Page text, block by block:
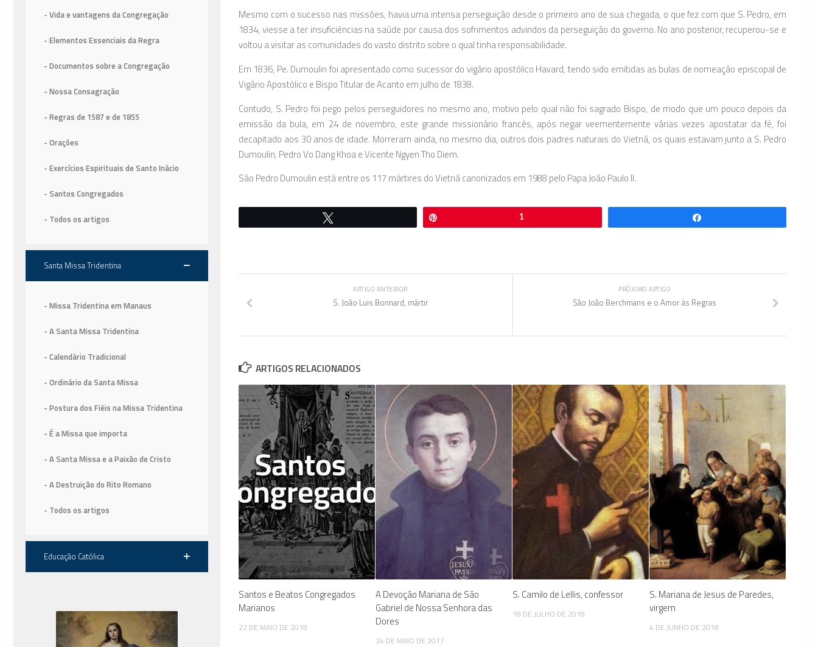
Mesmo com o sucesso nas missões, havia uma intensa perseguição desde o primeiro ano de sua chegada, o que fez com que S. Pedro, em
1834, viesse a ter insuficiências na saúde por causa dos sofrimentos advindos da perseguição do governo. No ano posterior, recuperou-se e
voltou a visitar as comunidades do vasto distrito sobre o qual tinha responsabilidade.
Em 1836, Pe. Dumoulin foi apresentado como sucessor do vigário apostólico Havard, tendo sido emitidas as bulas de nomeação episcopal de
Vigário Apostólico e Bispo Titular de Acanto em julho de 1838.
Contudo, S. Pedro foi pego pelos perseguidores no mesmo ano, motivo pelo qual não foi sagrado Bispo, de modo que um pouco depois da
emissão da bula, em 24 de novembro, este grande missionário francês, após negar veementemente várias vezes apostatar da fé, foi
decapitado aos 30 anos de idade. Morreram ainda, no mesmo dia, outros dois padres naturais do Vietnã, os quais estavam junto a S. Pedro
Dumoulin, Pedro Vo Dang KhoaeVicente Ngyen Tho Diem.
São Pedro Dumoulin está entre os 117 mártires do Vietnã canonizados em 1988 pelo Papa João Paulo II.
1
PRÓXIMO ARTIGO
São João Berchmans e o Amor às Regras
ARTIGO ANTERIOR
S. João Luis Bonnard, mártir
ARTIGOS RELACIONADOS
Santos e Beatos Congregados
Marianos
22 DE MAIO DE 2018
A Devoção Mariana de São
Gabriel de Nossa Senhora das
Dores
24 DE MAIO DE 2017
S. Camilo de Lellis, confessor
18 DE JULHO DE 2018
S. Mariana de Jesus de Paredes,
virgem
4 DE JUNHO DE 2018
- Vida e vantagens da Congregação
- Elementos Essenciais da Regra
- Documentos sobre a Congregação
- Nossa Consagração
- Regras de 1587 e de 1855
- Orações
- Exercícios Espirituais de Santo Inácio
- Santos Congregados
- Todos os artigos
Santa Missa Tridentina
- Missa Tridentina em Manaus
- A Santa Missa Tridentina
- Calendário Tradicional
- Ordinário da Santa Missa
- Postura dos Fiéis na Missa Tridentina
- É a Missa que importa
- A Santa Missa e a Paixão de Cristo
- A Destruição do Rito Romano
- Todos os artigos
Educação Católica